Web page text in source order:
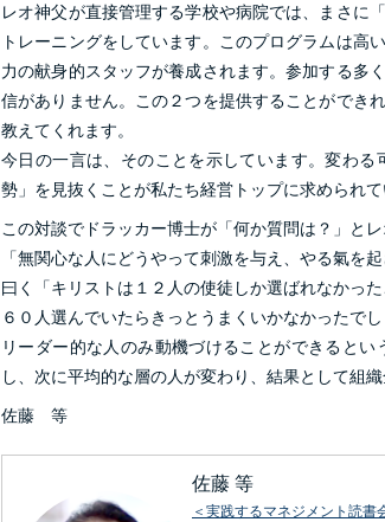
レオ神父が直接管理する学校や病院では、まさに
トレーニングをしています。このプログラムは
力の献身的スタッフが養成されます。参加する多
信がありません。この２つを提供することができ
教えてくれます。
今日の一言は、そのことを示しています。変わ
勢」を見抜くことが私たち経営トップに求められ
この対談でドラッカー博士が「何か質問は？」とレ
「無関心な人にどうやって刺激を与え、やる氣を
曰く「キリストは１２人の使徒しか選ばれなかった
６０人選んでいたらきっとうまくいかなかったでし
リーダー的な人のみ動機づけることができると
し、次に平均的な層の人が変わり、結果として組
佐藤 等
佐藤 等
＜実践するマネジメント読書